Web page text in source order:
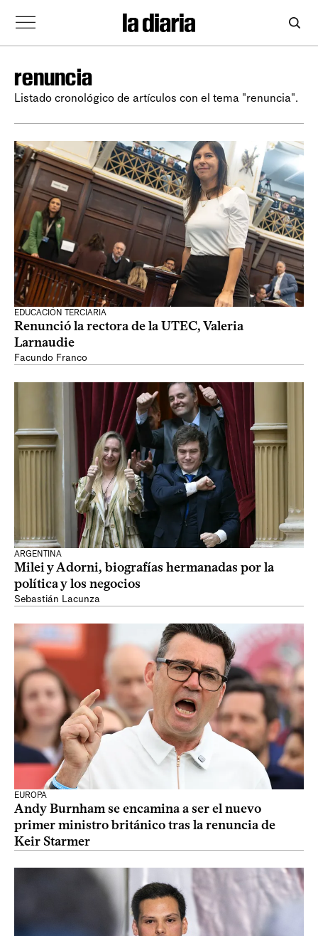
renuncia
Listado cronológico de artículos con el tema "renuncia".
EDUCACIÓN TERCIARIA
Renunció la rectora de la UTEC, Valeria
Larnaudie
Facundo Franco
ARGENTINA
Milei y Adorni, biografías hermanadas por la
política y los negocios
Sebastián Lacunza
EUROPA
Andy Burnham se encamina a ser el nuevo
primer ministro británico tras la renuncia de
Keir Starmer